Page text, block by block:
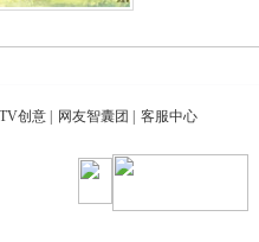
创意 网友智囊团 客服中心